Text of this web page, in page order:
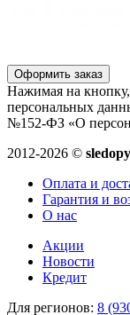
Оформить заказ
Нажимая на кнопку,
персональных
№152-ФЗ «О
2012-2026 ©
Оплата и
Гарантия и
О нас
Акции
Новости
Кредит
Для регионов: 8